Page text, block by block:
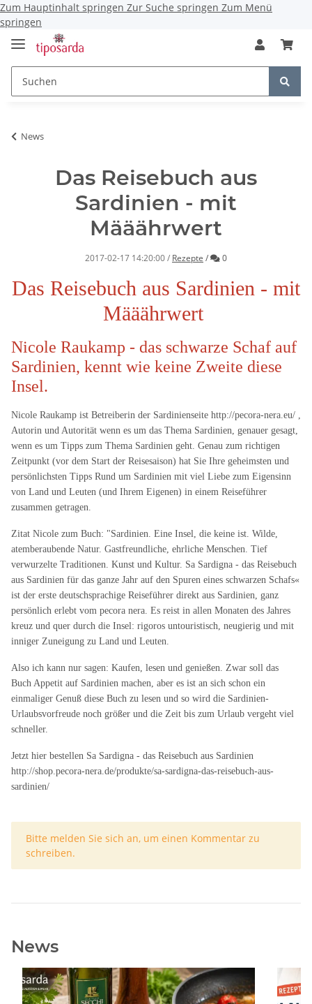
Zum Hauptinhalt springen Zur Suche springen Zum Menü
springen
News
Das Reisebuch aus
Sardinien - mit
Määährwert
2017-02-17 14:20:00/ Rezepte / Kommentare
0
Das Reisebuch aus Sardinien - mit
Määährwert
Nicole Raukamp - das schwarze Schaf auf
Sardinien, kennt wie keine Zweite diese
Insel.
Nicole Raukamp ist Betreiberin der Sardinienseite http://pecora-nera.eu/ ,
Autorin und Autorität wenn es um das Thema Sardinien, genauer gesagt,
wenn es um Tipps zum Thema Sardinien geht. Genau zum richtigen
Zeitpunkt (vor dem Start der Reisesaison) hat Sie Ihre geheimsten und
persönlichsten Tipps Rund um Sardinien mit viel Liebe zum Eigensinn
von Land und Leuten (und Ihrem Eigenen) in einem Reiseführer
zusammen getragen.
Zitat Nicole zum Buch: "Sardinien. Eine Insel, die keine ist. Wilde,
atemberaubende Natur. Gastfreundliche, ehrliche Menschen. Tief
verwurzelte Traditionen. Kunst und Kultur. Sa Sardigna - das Reisebuch
aus Sardinien für das ganze Jahr auf den Spuren eines schwarzen Schafs«
ist der erste deutschsprachige Reiseführer direkt aus Sardinien, ganz
persönlich erlebt vom pecora nera. Es reist in allen Monaten des Jahres
kreuz und quer durch die Insel: rigoros untouristisch, neugierig und mit
inniger Zuneigung zu Land und Leuten.
Also ich kann nur sagen: Kaufen, lesen und genießen. Zwar soll das
Buch Appetit auf Sardinien machen, aber es ist an sich schon ein
einmaliger Genuß diese Buch zu lesen und so wird die Sardinien-
Urlaubsvorfreude noch größer und die Zeit bis zum Urlaub vergeht viel
schneller.
Jetzt hier bestellen Sa Sardigna - das Reisebuch aus Sardinien
http://shop.pecora-nera.de/produkte/sa-sardigna-das-reisebuch-aus-
sardinien/
x
Bitte melden Sie sich an, um einen Kommentar zu
schreiben.
News